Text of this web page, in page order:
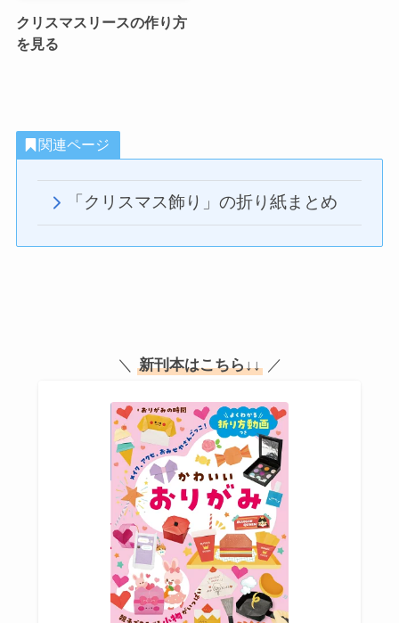
クリスマスリースの作り方
を見る
関連ページ
「クリスマス飾り」の折り紙まとめ
＼ 新刊本はこちら↓↓／